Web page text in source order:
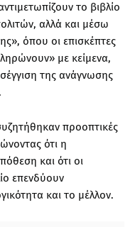
το βιβλίο
αλλά και μέσω
, όπου οι επισκέπτες
με κείμενα,
της ανάγνωσης
προοπτικές
ότι η
και ότι οι
επενδύουν
και το μέλλον.